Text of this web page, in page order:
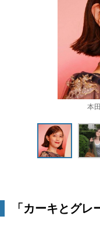
本
「カーキとグレ